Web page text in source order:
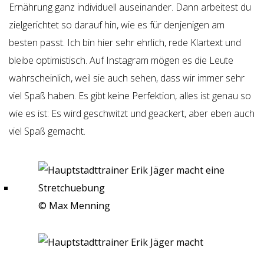
Ernährung ganz individuell auseinander. Dann arbeitest du
zielgerichtet so darauf hin, wie es für denjenigen am
besten passt. Ich bin hier sehr ehrlich, rede Klartext und
bleibe optimistisch. Auf Instagram mögen es die Leute
wahrscheinlich, weil sie auch sehen, dass wir immer sehr
viel Spaß haben. Es gibt keine Perfektion, alles ist genau so
wie es ist: Es wird geschwitzt und geackert, aber eben auch
viel Spaß gemacht.
© Max Menning